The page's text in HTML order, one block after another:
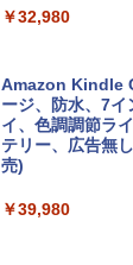
ラ、Touch ID -
￥347,600
【Amazon.co.jp
SSD インテル
Robloxギフトカ
ラインコード版
￥1,600
ト): Java &
1冊ですべて身に
￥2,326
FM TOWNS ハイ
ェクトリストと
￥32,980
Amazon Kindle
ージ、防水、7イ
イ、色調調節ラ
テリー、広告無
売)
￥39,980